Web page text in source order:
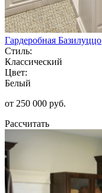
Гардеробная Базилуццо
Стиль:
Классический
Цвет:
Белый
от 250 000 руб.
Рассчитать